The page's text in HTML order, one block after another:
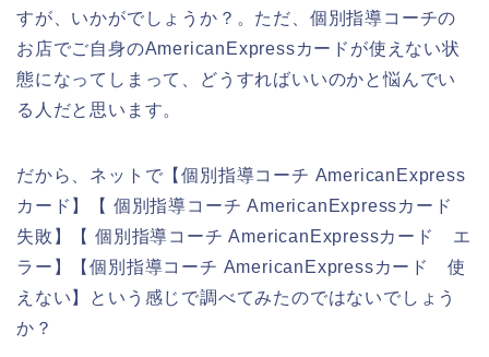
すが、いかがでしょうか？。ただ、個別指導コーチの
お店でご自身のAmericanExpressカードが使えない状
態になってしまって、どうすればいいのかと悩んでい
る人だと思います。
だから、ネットで【個別指導コーチ AmericanExpress
カード】【 個別指導コーチ AmericanExpressカード
失敗】【 個別指導コーチ AmericanExpressカード エ
ラー】【個別指導コーチ AmericanExpressカード 使
えない】という感じで調べてみたのではないでしょう
か？